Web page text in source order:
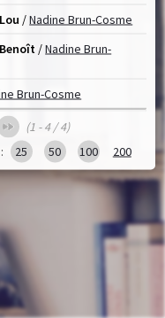
/Nadine Brun-Cosme
/Nadine Brun-
Brun-Cosme
(1 - 4 / 4)
25 50 100 200